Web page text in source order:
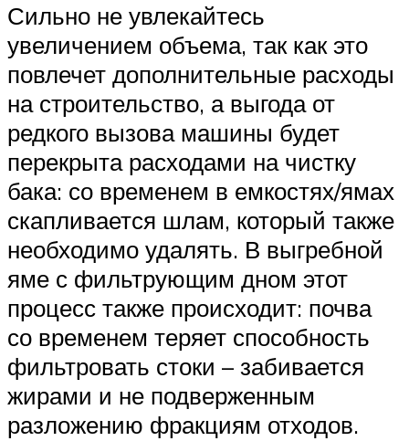
Сильно не увлекайтесь
увеличением объема, так как это
повлечет дополнительные расходы
на строительство, а выгода от
редкого вызова машины будет
перекрыта расходами на чистку
бака: со временем в емкостях/ямах
скапливается шлам, который также
необходимо удалять. В выгребной
яме с фильтрующим дном этот
процесс также происходит: почва
со временем теряет способность
фильтровать стоки – забивается
жирами и не подверженным
разложению фракциям отходов.